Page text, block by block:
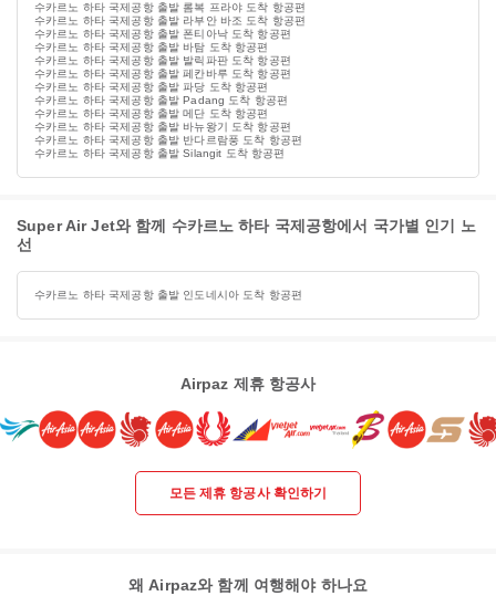
수카르노 하타 국제공항 출발 롬복 프라야 도착 항공편
수카르노 하타 국제공항 출발 라부안 바조 도착 항공편
수카르노 하타 국제공항 출발 폰티아낙 도착 항공편
수카르노 하타 국제공항 출발 바탐 도착 항공편
수카르노 하타 국제공항 출발 발릭파판 도착 항공편
수카르노 하타 국제공항 출발 페칸바루 도착 항공편
수카르노 하타 국제공항 출발 파당 도착 항공편
수카르노 하타 국제공항 출발 Padang 도착 항공편
수카르노 하타 국제공항 출발 메단 도착 항공편
수카르노 하타 국제공항 출발 바뉴왕기 도착 항공편
수카르노 하타 국제공항 출발 반다르람풍 도착 항공편
수카르노 하타 국제공항 출발 Silangit 도착 항공편
Super Air Jet와 함께 수카르노 하타 국제공항에서 국가별 인기 노
선
수카르노 하타 국제공항 출발 인도네시아 도착 항공편
Airpaz 제휴 항공사
모든 제휴 항공사 확인하기
왜 Airpaz와 함께 여행해야 하나요